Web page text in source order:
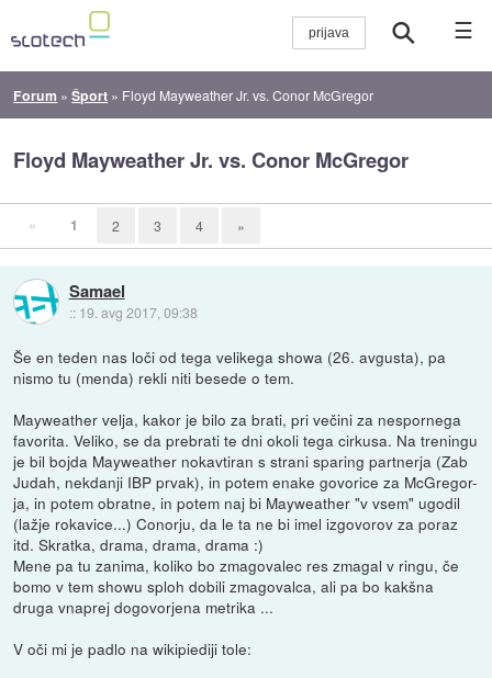
☰
Forum »Šport » Floyd Mayweather Jr. vs. Conor McGregor
Floyd Mayweather Jr. vs. Conor McGregor
« 1 2 3 4 »
Samael
:: 19. avg 2017, 09:38
Še en teden nas loči od tega velikega showa (26. avgusta), pa
nismo tu (menda) rekli niti besede o tem.
Mayweather velja, kakor je bilo za brati, pri večini za nespornega
favorita. Veliko, se da prebrati te dni okoli tega cirkusa. Na treningu
je bil bojda Mayweather nokavtiran s strani sparing partnerja (Zab
Judah, nekdanji IBP prvak), in potem enake govorice za McGregor-
ja, in potem obratne, in potem naj bi Mayweather "v vsem" ugodil
(lažje rokavice...) Conorju, da le ta ne bi imel izgovorov za poraz
itd. Skratka, drama, drama, drama :)
Mene pa tu zanima, koliko bo zmagovalec res zmagal v ringu, če
bomo v tem showu sploh dobili zmagovalca, ali pa bo kakšna
druga vnaprej dogovorjena metrika ...
V oči mi je padlo na wikipiediji tole: